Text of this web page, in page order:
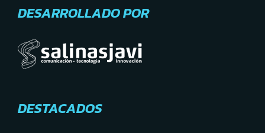
DESARROLLADO POR
DESTACADOS